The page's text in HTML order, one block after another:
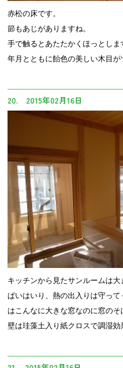
赤松の床です。
節もあじがありますね。
手で触るとあたたかくほっとしま
年月とともに飴色の美しい木目が
20. 2015年02月16日
キッチンから見たサンルームは
ぱいはいり、熱の出入りは守っ
はこんなに大きな窓なのに窓のそ
壁は珪藻土入り紙クロスで調湿効